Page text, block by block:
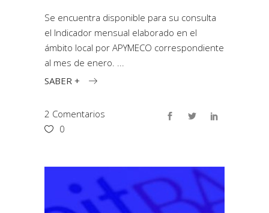
Se encuentra disponible para su consulta
el Indicador mensual elaborado en el
ámbito local por APYMECO correspondiente
al mes de enero.
SABER +
2 Comentarios
0